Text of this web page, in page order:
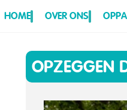
HOME OVER ONS
OPZEGGEN